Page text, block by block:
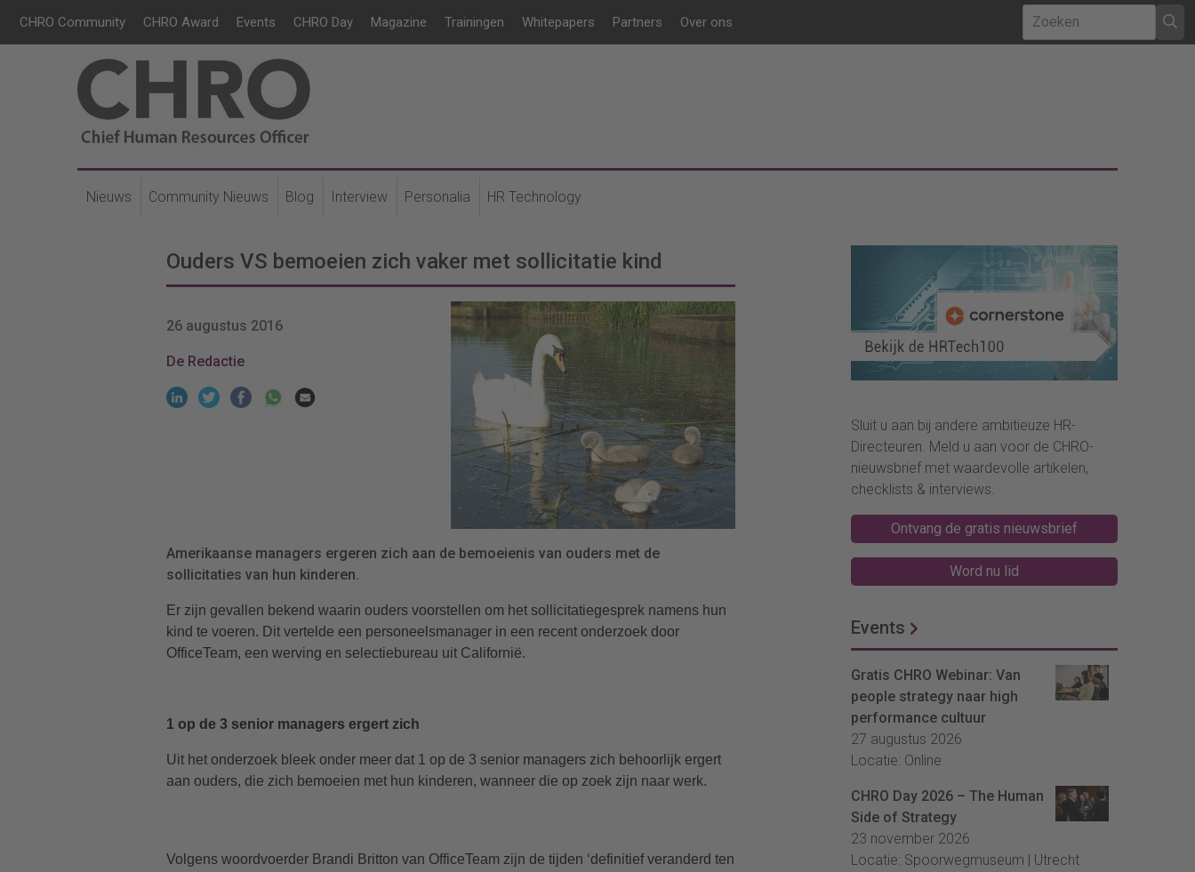
CHRO Community CHRO Award Events CHRO Day Magazine Trainingen Whitepapers Partners Over ons
Nieuws Community Nieuws Blog Interview Personalia HR Technology
Ouders VS bemoeien zich vaker met sollicitatie kind
26 augustus 2016
De Redactie
Amerikaanse managers ergeren zich aan de bemoeienis van ouders met de
sollicitaties van hun kinderen.
Er zijn gevallen bekend waarin ouders voorstellen om het sollicitatiegesprek namens hun
kind te voeren. Dit vertelde een personeelsmanager in een recent onderzoek door
OfficeTeam, een werving en selectiebureau uit Californië.
1 op de 3 senior managers ergert zich
Uit het onderzoek bleek onder meer dat 1 op de 3 senior managers zich behoorlijk ergert
aan ouders, die zich bemoeien met hun kinderen, wanneer die op zoek zijn naar werk.
Volgens woordvoerder Brandi Britton van OfficeTeam zijn de tijden ‘definitief veranderd ten
Sluit u aan bij andere ambitieuze HR-
Directeuren. Meld u aan voor de CHRO-
nieuwsbrief met waardevolle artikelen,
checklists & interviews.
Ontvang de gratis nieuwsbrief
Word nu lid
Events
Gratis CHRO Webinar: Van
people strategy naar high
performance cultuur
27 augustus 2026
Locatie: Online
CHRO Day 2026 – The Human
Side of Strategy
23 november 2026
Locatie: Spoorwegmuseum | Utrecht